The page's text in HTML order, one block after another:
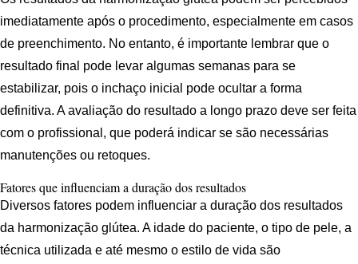
imediatamente após o procedimento, especialmente em casos
de preenchimento. No entanto, é importante lembrar que o
resultado final pode levar algumas semanas para se
estabilizar, pois o inchaço inicial pode ocultar a forma
definitiva. A avaliação do resultado a longo prazo deve ser feita
com o profissional, que poderá indicar se são necessárias
manutenções ou retoques.
Fatores que influenciam a duração dos resultados
Diversos fatores podem influenciar a duração dos resultados
da harmonização glútea. A idade do paciente, o tipo de pele, a
técnica utilizada e até mesmo o estilo de vida são